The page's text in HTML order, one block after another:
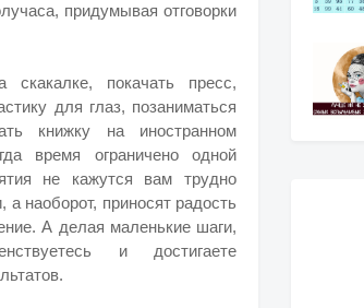
придумывая отговорки
скакалке, покачать пресс,
для глаз, позаниматься
книжку на иностранном
время ограничено одной
не кажутся вам трудно
наоборот, приносят радость
А делая маленькие шаги,
и достигаете